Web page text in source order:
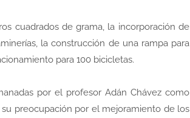
cuadrados de grama, la incorporación de
la construcción de una rampa para
para 100 bicicletas.
por el profesor Adán Chávez como
preocupación por el mejoramiento de los